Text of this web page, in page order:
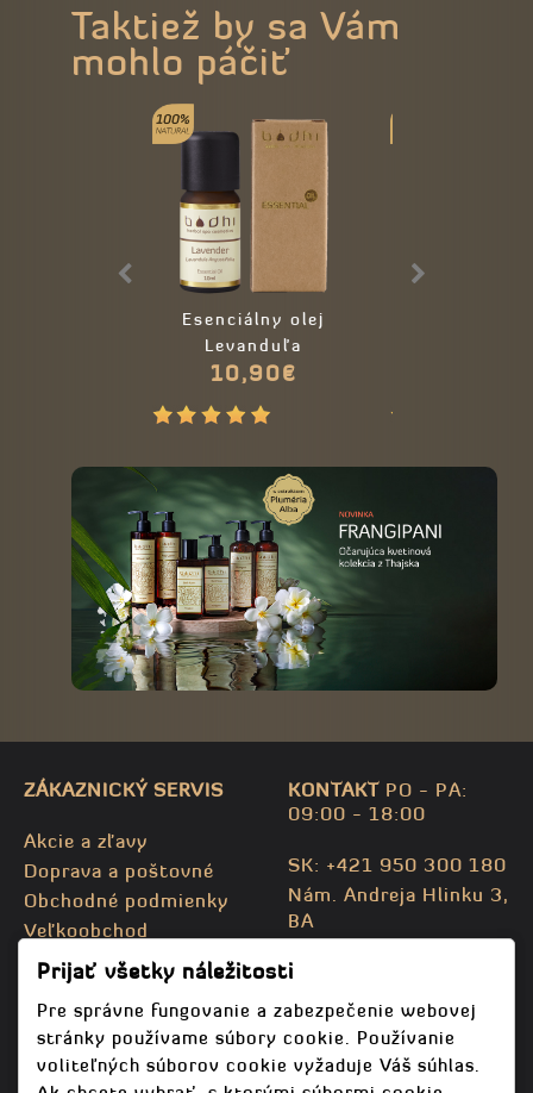
Taktiež by sa Vám
mohlo páčiť
Esenciálny olej
Levanduľa
10,90€
ZÁKAZNICKÝ SERVIS
Akcie a zľavy
Doprava a poštovné
Obchodné podmienky
Veľkoobchod
Kontaktujte nás
Mapa stránky
KONTAKTPO - PA:
09:00 - 18:00
SK: +421 950 300 180
Nám. Andreja Hlinku 3,
BA
info@bodhispa.sk
info@bodhi.cz
Prijať všetky náležitosti
Pre správne fungovanie a zabezpečenie webovej
stránky používame súbory cookie. Používanie
voliteľných súborov cookie vyžaduje Váš súhlas.